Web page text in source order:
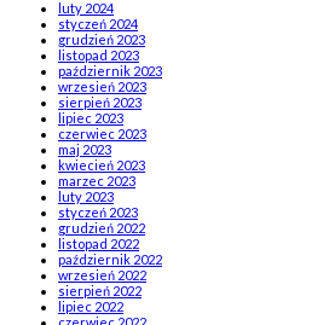
luty 2024
styczeń 2024
grudzień 2023
listopad 2023
październik 2023
wrzesień 2023
sierpień 2023
lipiec 2023
czerwiec 2023
maj 2023
kwiecień 2023
marzec 2023
luty 2023
styczeń 2023
grudzień 2022
listopad 2022
październik 2022
wrzesień 2022
sierpień 2022
lipiec 2022
czerwiec 2022